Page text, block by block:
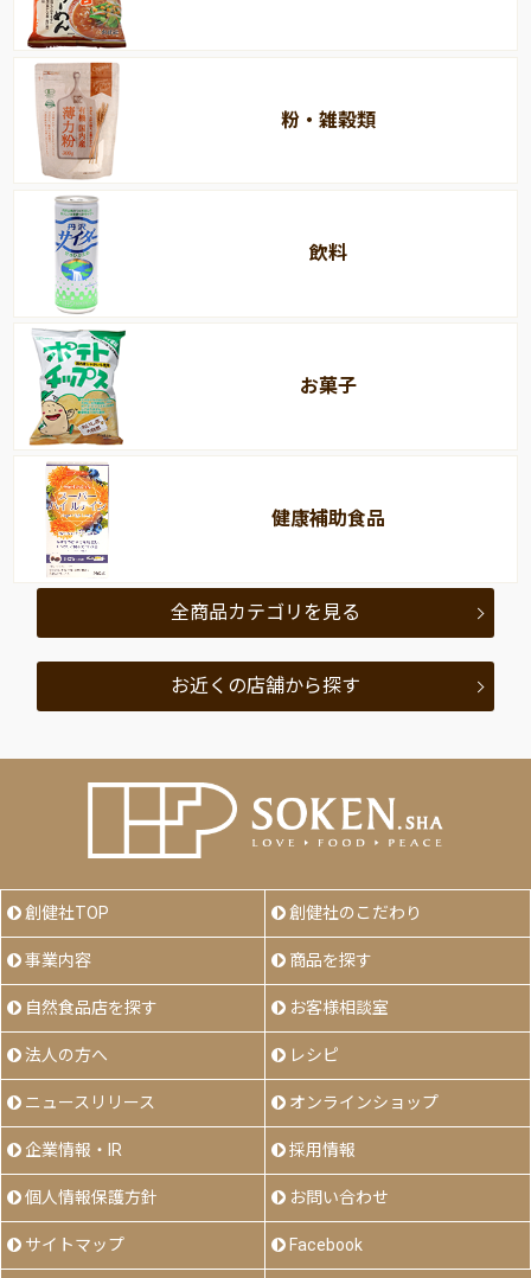
粉・雑穀類
飲料
お菓子
健康補助食品
全商品カテゴリを見る
お近くの店舗から探す
創健社TOP 創健社のこだわり
事業内容 商品を探す
自然食品店を探す お客様相談室
法人の方へ レシピ
ニュースリリース オンラインショップ
企業情報・IR 採用情報
個人情報保護方針 お問い合わせ
サイトマップ Facebook